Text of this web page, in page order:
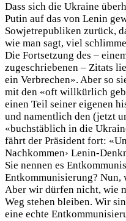
Dass sich die Ukraine
Putin auf das von Lenin
Sowjetrepubliken zurück,
wie man sagt, viel
Die Fortsetzung des –
zugeschriebenen – Zitats
ein Verbrechen». Aber so
mit den «oft willkürlich
einen Teil seiner eigenen
und namentlich den (jetzt
«buchstäblich in die
fährt der Präsident fort:
Nachkommen› Lenin-
Sie nennen es
Entkommunisierung? Nun,
Aber wir dürfen nicht, wie
Weg stehen bleiben. Wir
eine echte